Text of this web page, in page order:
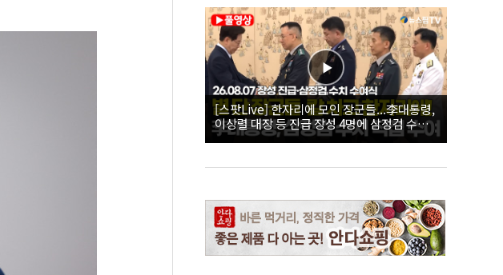
[스팟Live] 한자리에 모인 장군들...李대통령,
이상렬 대장 등 진급 장성 4명에 삼정검 수치
직접 수여｜26.08.07 장성 진급·삼정검 수치